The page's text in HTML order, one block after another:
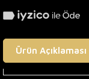
Ürün Açıklaması